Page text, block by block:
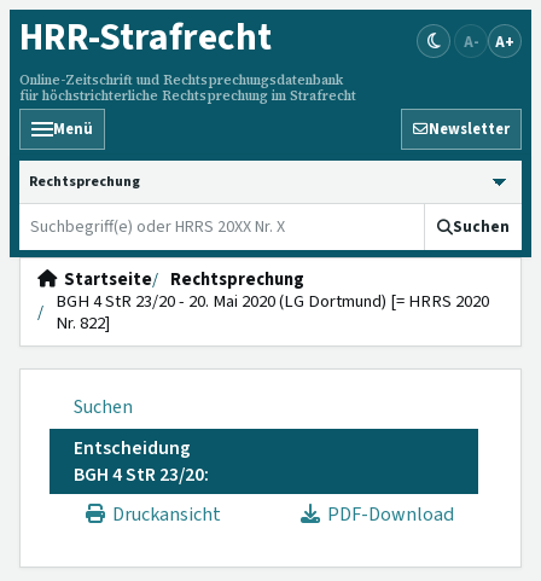
HRR-Strafrecht
Online-Zeitschrift und Rechtsprechungsdatenbank
für höchstrichterliche Rechtsprechung im Strafrecht
A- A+
Menü Newsletter
HRRS durchsuchen
Suchen
Startseite
Rechtsprechung
BGH 4 StR 23/20 - 20. Mai 2020 (LG Dortmund) [= HRRS 2020
Nr. 822]
Suchen
Entscheidung
BGH 4 StR 23/20:
Druckansicht
PDF-Download